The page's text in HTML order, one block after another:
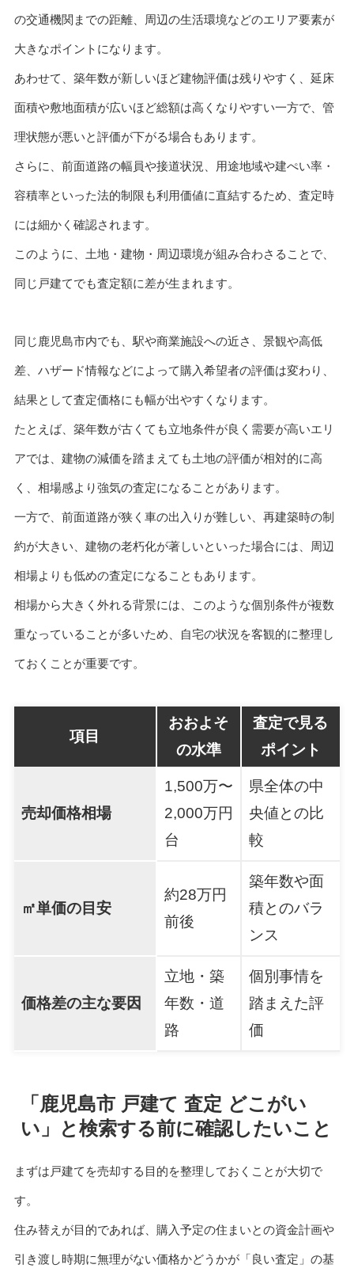
の交通機関までの距離、周辺の生活環境などのエリア要素が
大きなポイントになります。
あわせて、築年数が新しいほど建物評価は残りやすく、延床
面積や敷地面積が広いほど総額は高くなりやすい一方で、管
理状態が悪いと評価が下がる場合もあります。
さらに、前面道路の幅員や接道状況、用途地域や建ぺい率・
容積率といった法的制限も利用価値に直結するため、査定時
には細かく確認されます。
このように、土地・建物・周辺環境が組み合わさることで、
同じ戸建てでも査定額に差が生まれます。
同じ鹿児島市内でも、駅や商業施設への近さ、景観や高低
差、ハザード情報などによって購入希望者の評価は変わり、
結果として査定価格にも幅が出やすくなります。
たとえば、築年数が古くても立地条件が良く需要が高いエリ
アでは、建物の減価を踏まえても土地の評価が相対的に高
く、相場感より強気の査定になることがあります。
一方で、前面道路が狭く車の出入りが難しい、再建築時の制
約が大きい、建物の老朽化が著しいといった場合には、周辺
相場よりも低めの査定になることもあります。
相場から大きく外れる背景には、このような個別条件が複数
重なっていることが多いため、自宅の状況を客観的に整理し
ておくことが重要です。
項目
おおよそ
の水準
査定で見る
ポイント
売却価格相場
1,500万〜
2,000万円
台
県全体の中
央値との比
較
㎡単価の目安
約28万円
前後
築年数や面
積とのバラ
ンス
価格差の主な要因
立地・築
年数・道
路
個別事情を
踏まえた評
価
「鹿児島市 戸建て 査定 どこがい
い」と検索する前に確認したいこと
まずは戸建てを売却する目的を整理しておくことが大切で
す。
住み替えが目的であれば、購入予定の住まいとの資金計画や
引き渡し時期に無理がない価格かどうかが「良い査定」の基